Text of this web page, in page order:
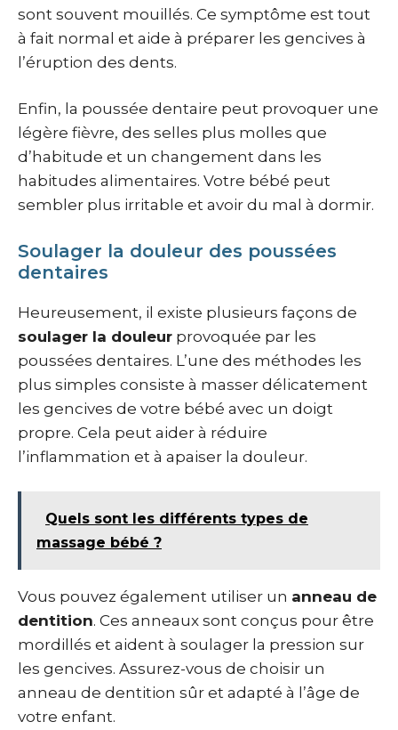
sont souvent mouillés. Ce symptôme est tout
à fait normal et aide à préparer les gencives à
l’éruption des dents.
Enfin, la poussée dentaire peut provoquer une
légère fièvre, des selles plus molles que
d’habitude et un changement dans les
habitudes alimentaires. Votre bébé peut
sembler plus irritable et avoir du mal à dormir.
Soulager la douleur des poussées
dentaires
Heureusement, il existe plusieurs façons de
soulager la douleur provoquée par les
poussées dentaires. L’une des méthodes les
plus simples consiste à masser délicatement
les gencives de votre bébé avec un doigt
propre. Cela peut aider à réduire
l’inflammation et à apaiser la douleur.
Quels sont les différents types de
massage bébé ?
Vous pouvez également utiliser un anneau de
dentition. Ces anneaux sont conçus pour être
mordillés et aident à soulager la pression sur
les gencives. Assurez-vous de choisir un
anneau de dentition sûr et adapté à l’âge de
votre enfant.